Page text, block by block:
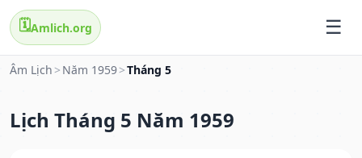
🗓️Amlich.org
Âm Lịch > Năm 1959>Tháng 5
Lịch Tháng 5 Năm 1959